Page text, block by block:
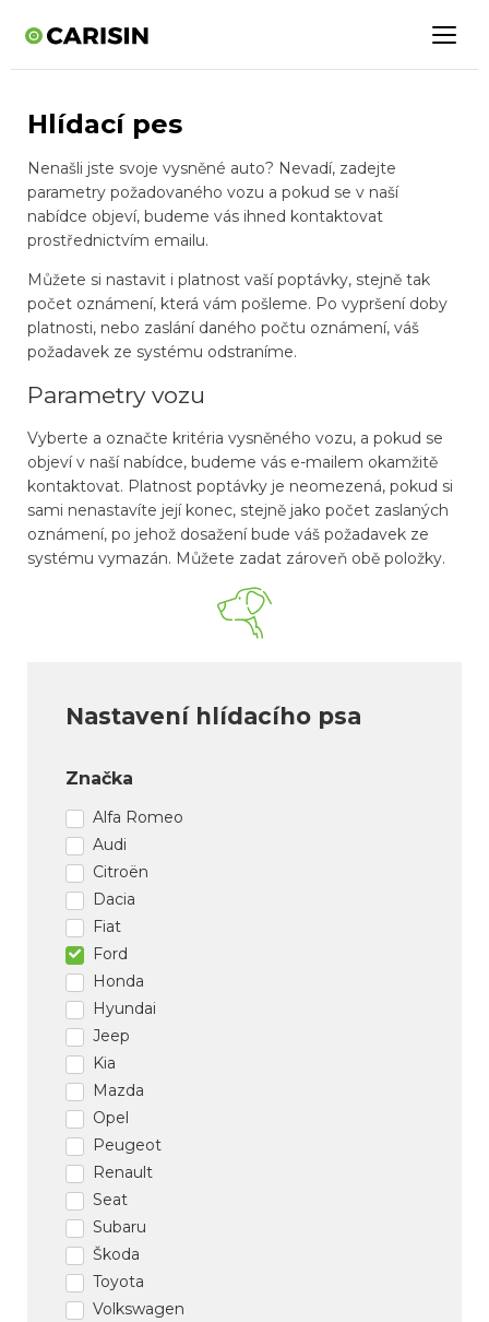
Hlídací pes
Nenašli jste svoje vysněné auto? Nevadí, zadejte
parametry požadovaného vozu a pokud se v naší
nabídce objeví, budeme vás ihned kontaktovat
prostřednictvím emailu.
Můžete si nastavit i platnost vaší poptávky, stejně tak
počet oznámení, která vám pošleme. Po vypršení doby
platnosti, nebo zaslání daného počtu oznámení, váš
požadavek ze systému odstraníme.
Parametry vozu
Vyberte a označte kritéria vysněného vozu, a pokud se
objeví v naší nabídce, budeme vás e-mailem okamžitě
kontaktovat. Platnost poptávky je neomezená, pokud si
sami nenastavíte její konec, stejně jako počet zaslaných
oznámení, po jehož dosažení bude váš požadavek ze
systému vymazán. Můžete zadat zároveň obě položky.
Nastavení hlídacího psa
Značka
Alfa Romeo
Audi
Citroën
Dacia
Fiat
Ford
Honda
Hyundai
Jeep
Kia
Mazda
Opel
Peugeot
Renault
Seat
Subaru
Škoda
Toyota
Volkswagen